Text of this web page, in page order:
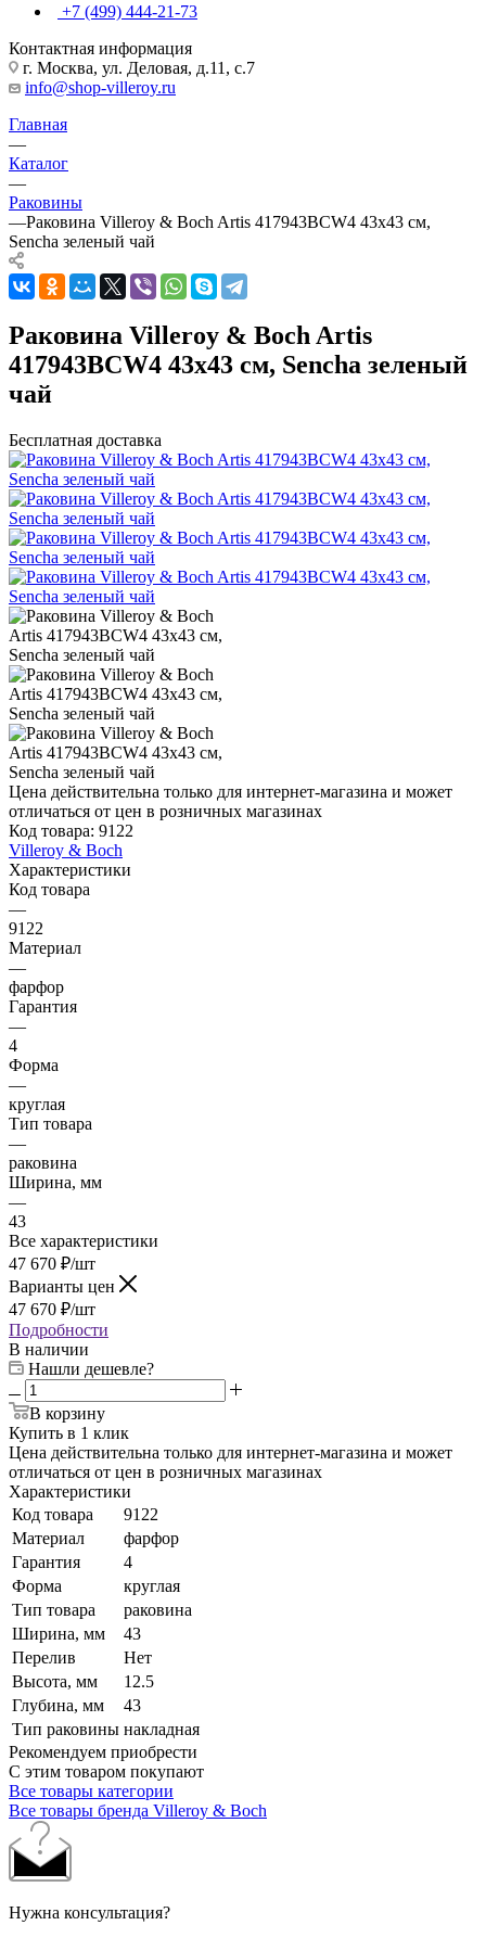
+7 (499) 444-21-73
Контактная информация
г. Москва, ул. Деловая, д.11, с.7
info@shop-villeroy.ru
Главная
—
Каталог
—
Раковины
—Раковина Villeroy & Boch Artis 417943BCW4 43х43 см,
Sencha зеленый чай
Раковина Villeroy & Boch Artis
417943BCW4 43х43 см, Sencha зеленый
чай
Бесплатная доставка
Цена действительна только для интернет-магазина и может
отличаться от цен в розничных магазинах
Код товара: 9122
Villeroy & Boch
Характеристики
Код товара
—
9122
Материал
—
фарфор
Гарантия
—
4
Форма
—
круглая
Тип товара
—
раковина
Ширина, мм
—
43
Все характеристики
47 670 ₽/шт
Варианты цен
47 670 ₽/шт
Подробности
В наличии
Нашли дешевле?
В корзину
Купить в 1 клик
Цена действительна только для интернет-магазина и может
отличаться от цен в розничных магазинах
Характеристики
Код товара
9122
Материал
фарфор
Гарантия
4
Форма
круглая
Тип товара
раковина
Ширина, мм
43
Перелив
Нет
Высота, мм
12.5
Глубина, мм
43
Тип раковины накладная
Рекомендуем приобрести
С этим товаром покупают
Все товары категории
Все товары бренда Villeroy & Boch
Нужна консультация?